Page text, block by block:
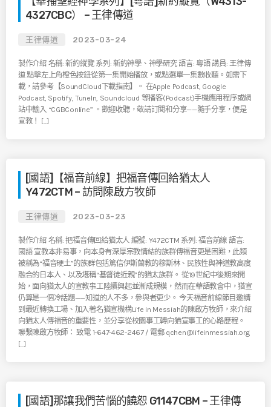
4327CBC） – 王律傳道
王律傳道 2023-03-24
製作介紹 名稱: 新約縱覽 系列: 新約神學、神學研究 語言: 粵語 講員: 王律傳
道 點擊左上角橙色按鈕從第一集開始播放，或點選單一集數收聽。如需下
載，請參考【SoundCloud下載指南】。 在Apple Podcast, Google
Podcast, Spotify, TuneIn, Soundcloud 等播客(Podcast)手機應用程序或網
站中輸入 “CGBConline” 。歡迎收聽，敬請訂閱和分享——隨手分享，便是
宣教！ […]
[國語]【福音前線】把福音傳回給猶太人
Y472CTM – 訪問陳啟方牧師
王律傳道 2023-03-23
製作介紹 名稱: 把福音傳回給猶太人 編號: Y472CTM 系列: 福音前線 語言:
國語 宣教本非易事，向本身有深厚宗教情結的族群傳福音更是困難，此類
被稱為“福音硬土”的族群包括篤信伊斯蘭教的穆斯林、民族性與神道教高度
融合的日本人、以及堪稱“基督徒近親”的猶太族群。 從19世紀中後期來開
始，面向猶太人的宣教事工陸續興起並漸成規模，然而在華語教會中，猶宣
仍算是一個冷話題——知道的人不多，參與者更少。 今天福音前線節目邀請
到最近轉換工場、加入著名猶宣機構Life in Messiah的陳啟方牧師，來介紹
向猶太人傳福音的重要性，並分享從校園事工轉向猶宣事工的心路歷程。
聯繫陳啟方牧師： 致電 1-647-462-2467 / 電郵 qchen@lifeinmessiah.org
[…]
[國語]那讓我們苦惱的饒恕 G1147CBM – 王律傳